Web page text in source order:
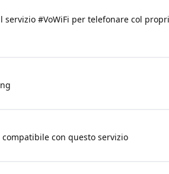
#VoWiFi per telefonare col
con questo servizio